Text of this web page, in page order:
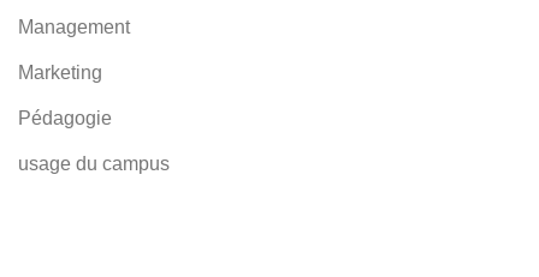
Management
Marketing
Pédagogie
usage du campus